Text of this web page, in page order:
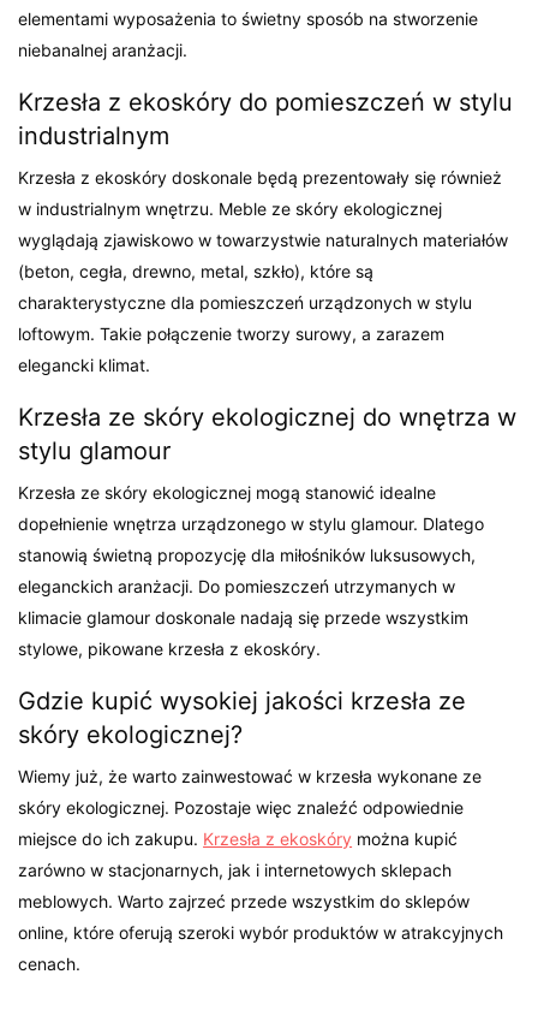
elementami wyposażenia to świetny sposób na stworzenie
niebanalnej aranżacji.
Krzesła z ekoskóry do pomieszczeń w stylu
industrialnym
Krzesła z ekoskóry doskonale będą prezentowały się również
w industrialnym wnętrzu. Meble ze skóry ekologicznej
wyglądają zjawiskowo w towarzystwie naturalnych materiałów
(beton, cegła, drewno, metal, szkło), które są
charakterystyczne dla pomieszczeń urządzonych w stylu
loftowym. Takie połączenie tworzy surowy, a zarazem
elegancki klimat.
Krzesła ze skóry ekologicznej do wnętrza w
stylu glamour
Krzesła ze skóry ekologicznej mogą stanowić idealne
dopełnienie wnętrza urządzonego w stylu glamour. Dlatego
stanowią świetną propozycję dla miłośników luksusowych,
eleganckich aranżacji. Do pomieszczeń utrzymanych w
klimacie glamour doskonale nadają się przede wszystkim
stylowe, pikowane krzesła z ekoskóry.
Gdzie kupić wysokiej jakości krzesła ze
skóry ekologicznej?
Wiemy już, że warto zainwestować w krzesła wykonane ze
skóry ekologicznej. Pozostaje więc znaleźć odpowiednie
miejsce do ich zakupu. Krzesła z ekoskóry można kupić
zarówno w stacjonarnych, jak i internetowych sklepach
meblowych. Warto zajrzeć przede wszystkim do sklepów
online, które oferują szeroki wybór produktów w atrakcyjnych
cenach.